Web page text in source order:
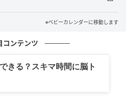
見せてくれるのですが本当
でもお互い好きで支え合っ
運命の相手は出会えばわか
※ベビーカレンダーに移動します
コンテンツ
きる？スキマ時間に脳ト